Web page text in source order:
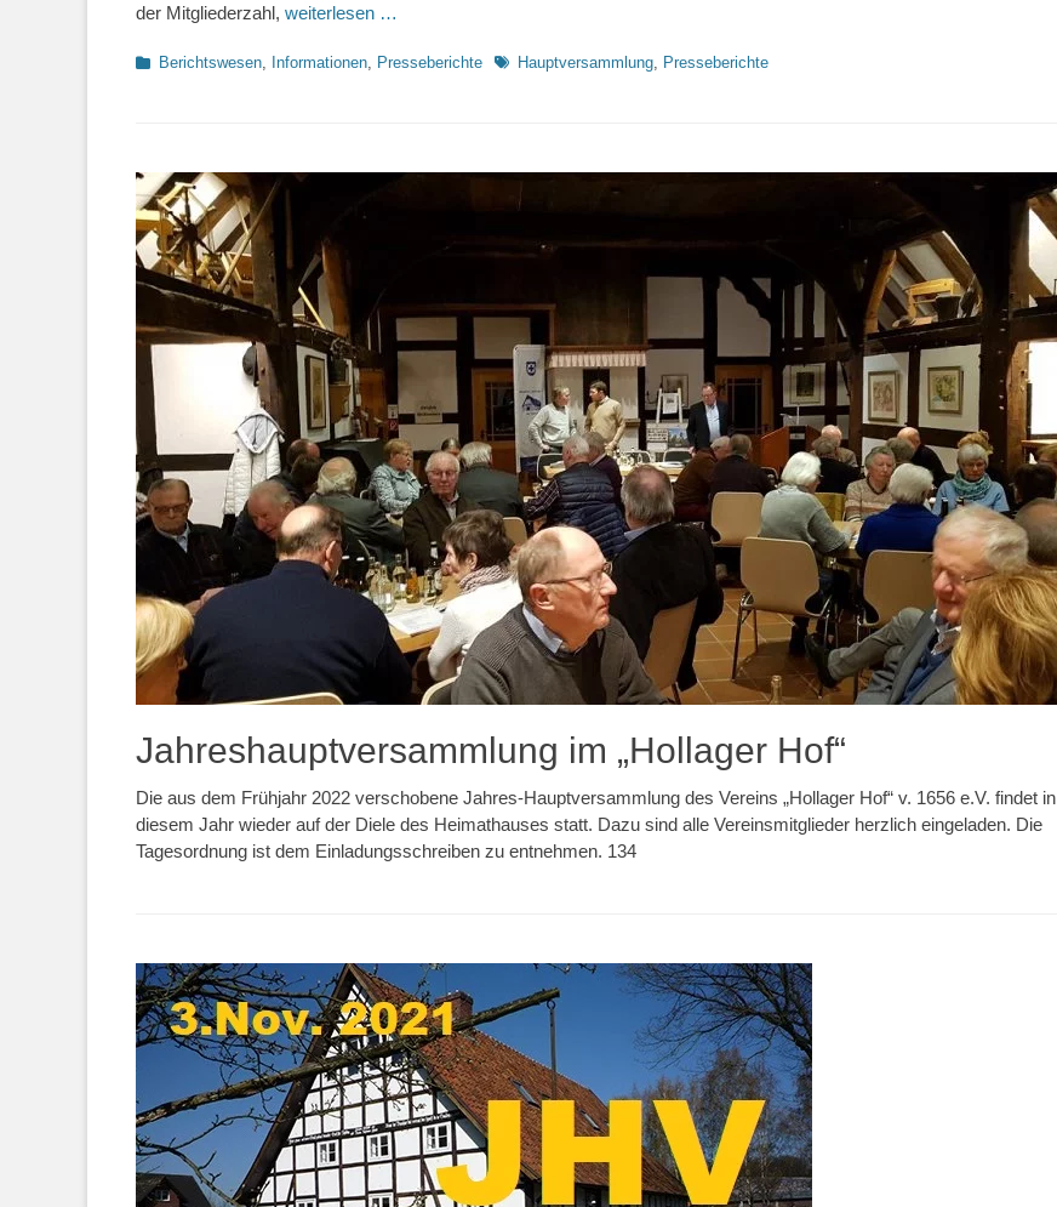
der Mitgliederzahl, weiterlesen …
Kategorien
Berichtswesen Informationen Presseberichte Schlagworte
Hauptversammlung Presseberichte
Jahreshauptversammlung im „Hollager Hof“
Die aus dem Frühjahr 2022 verschobene Jahres-Hauptversammlung des Vereins „Hollager Hof“ v. 1656 e.V. findet in
diesem Jahr wieder auf der Diele des Heimathauses statt. Dazu sind alle Vereinsmitglieder herzlich eingeladen. Die
Tagesordnung ist dem Einladungsschreiben zu entnehmen. 134